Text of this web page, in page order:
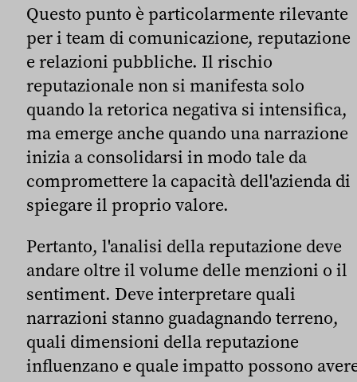
Questo punto è particolarmente rilevante
per i team di comunicazione, reputazione
e relazioni pubbliche. Il rischio
reputazionale non si manifesta solo
quando la retorica negativa si intensifica,
ma emerge anche quando una narrazione
inizia a consolidarsi in modo tale da
compromettere la capacità dell'azienda di
spiegare il proprio valore.
Pertanto, l'analisi della reputazione deve
andare oltre il volume delle menzioni o il
sentiment. Deve interpretare quali
narrazioni stanno guadagnando terreno,
quali dimensioni della reputazione
influenzano e quale impatto possono